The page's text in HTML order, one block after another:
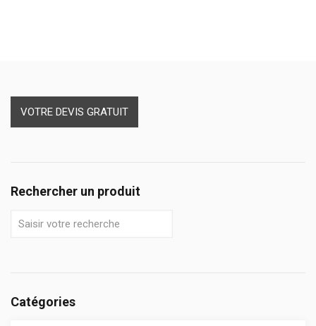
VOTRE DEVIS GRATUIT
Rechercher un produit
Catégories